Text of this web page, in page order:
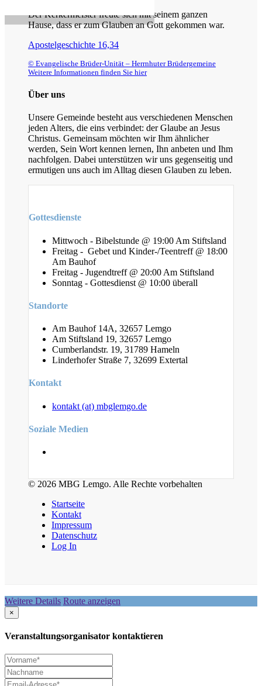
Der Kerkermeister freute sich mit seinem ganzen
Hause, dass er zum Glauben an Gott gekommen war.
Apostelgeschichte 16,34
© Evangelische Brüder-Unität – Herrnhuter Brüdergemeine
Weitere Informationen finden Sie hier
Über uns
Unsere Gemeinde besteht aus verschiedenen Menschen
jeden Alters, die eins verbindet: der Glaube an Jesus
Christus. Gemeinsam möchten wir Ihm ähnlicher
werden, Sein Wort kennen lernen, Ihn anbeten und Ihm
nachfolgen. Dabei unterstützen wir uns gegenseitig und
ermutigen uns auch im Alltag diesen Glauben zu leben.
Gottesdienste
Mittwoch - Bibelstunde @ 19:00 Am Stiftsland
Freitag - Gebet und Kinder-/Teentreff @ 18:00
Am Bauhof
Freitag - Jugendtreff @ 20:00 Am Stiftsland
Sonntag - Gottesdienst @ 10:00 überall
Standorte
Am Bauhof 14A, 32657 Lemgo
Am Stiftsland 19, 32657 Lemgo
Cumberlandstr. 19, 31789 Hameln
Linderhofer Straße 7, 32699 Extertal
Kontakt
kontakt (at) mbglemgo.de
Soziale Medien
© 2026 MBG Lemgo. Alle Rechte vorbehalten
Startseite
Kontakt
Impressum
Datenschutz
Log In
Weitere Details Route anzeigen
×
Veranstaltungsorganisator kontaktieren